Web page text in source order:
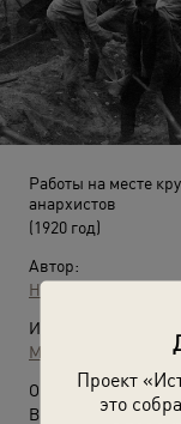
Проект
это
Работы на месте
анархистов
(1920 год)
Автор:
Неизвестный автор
Источники:
МАММ / МДФ
О фотографии:
Выставки